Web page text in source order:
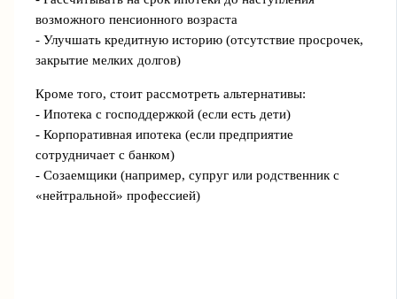
возможного пенсионного возраста
- Улучшать кредитную историю (отсутствие просрочек,
закрытие мелких долгов)
Кроме того, стоит рассмотреть альтернативы:
- Ипотека с господдержкой (если есть дети)
- Корпоративная ипотека (если предприятие
сотрудничает с банком)
- Созаемщики (например, супруг или родственник с
«нейтральной» профессией)